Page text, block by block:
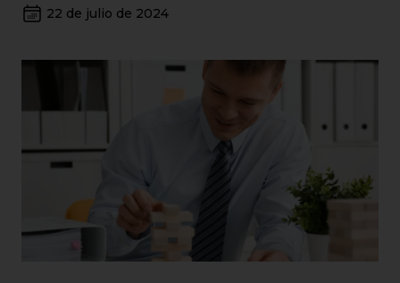
22 de julio de 2024